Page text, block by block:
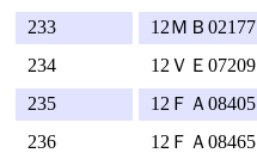
233
12ＭＢ02177
234
12ＶＥ07209
235
12ＦＡ08405
236
12ＦＡ08465